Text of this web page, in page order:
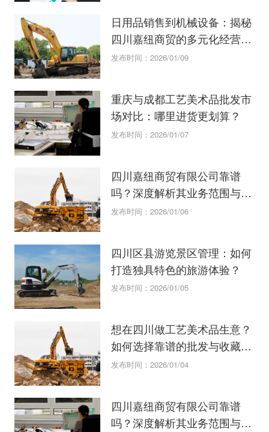
日用品销售到机械设备：揭秘
四川嘉纽商贸的多元化经营之
道
发布时间：2026/01/09
重庆与成都工艺美术品批发市
场对比：哪里进货更划算？
发布时间：2026/01/07
四川嘉纽商贸有限公司靠谱
吗？深度解析其业务范围与口
碑
发布时间：2026/01/06
四川区县游览景区管理：如何
打造独具特色的旅游体验？
发布时间：2026/01/05
想在四川做工艺美术品生意？
如何选择靠谱的批发与收藏品
供应商
发布时间：2026/01/04
四川嘉纽商贸有限公司靠谱
吗？深度解析其业务范围与口